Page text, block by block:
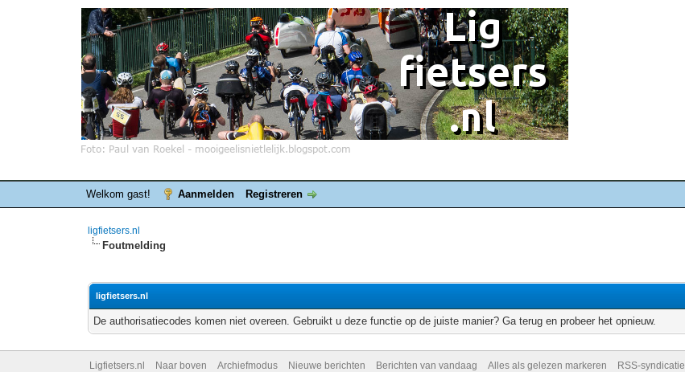
Welkom gast! Aanmelden Registreren
ligfietsers.nl
Foutmelding
ligfietsers.nl
De authorisatiecodes komen niet overeen. Gebruikt u deze functie op de juiste manier? Ga terug en probeer het opnieuw.
Ligfietsers.nl Naar boven Archiefmodus Nieuwe berichten Berichten van vandaag Alles als gelezen markeren RSS-syndicatie